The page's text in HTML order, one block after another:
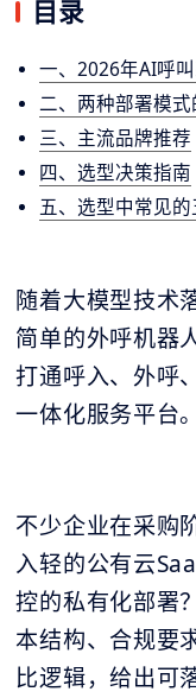
目录
一、2026年AI呼
二、两种部署模
三、主流品牌推荐
四、选型决策指南
五、选型中常见
随着大模型技术
简单的外呼机器
打通呼入、外呼
一体化服务平台。
不少企业在采购
入轻的公有云
控的私有化部署
本结构、合规要
比逻辑，给出可